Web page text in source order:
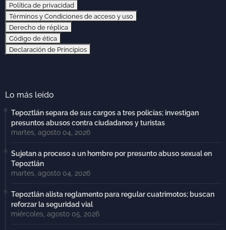
Política de privacidad
Términos y Condiciones de acceso y uso
Derecho de réplica
Código de ética
Declaración de Principios
Lo más leído
Tepoztlán separa de sus cargos a tres policías; investigan
presuntos abusos contra ciudadanos y turistas
martes, agosto 04, 2026
Sujetan a proceso a un hombre por presunto abuso sexual en
Tepoztlán
martes, agosto 04, 2026
Tepoztlán alista reglamento para regular cuatrimotos; buscan
reforzar la seguridad vial
miércoles, agosto 05, 2026